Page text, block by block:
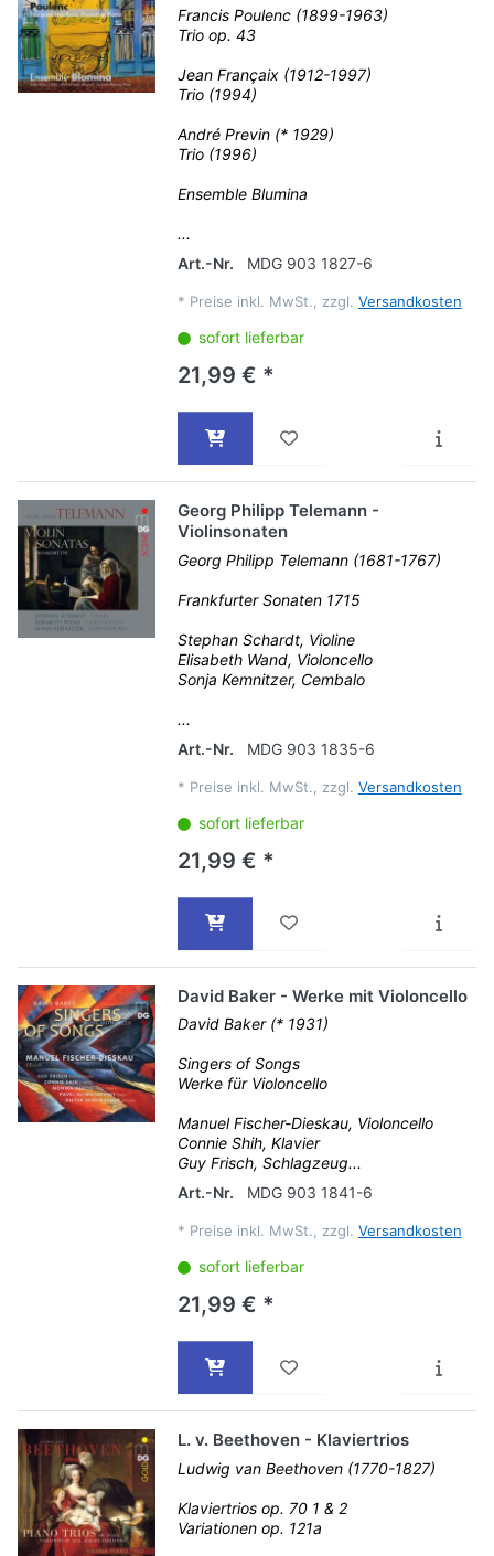
Francis Poulenc (1899-1963)
Trio op. 43
Jean Françaix (1912-1997)
Trio (1994)
André Previn (* 1929)
Trio (1996)
Ensemble Blumina
...
Art.-Nr.
MDG 903 1827-6
* Preise inkl. MwSt., zzgl. Versandkosten
sofort lieferbar
21,99 € *
Georg Philipp Telemann -
Violinsonaten
Georg Philipp Telemann (1681-1767)
Frankfurter Sonaten 1715
Stephan Schardt, Violine
Elisabeth Wand, Violoncello
Sonja Kemnitzer, Cembalo
...
Art.-Nr.
MDG 903 1835-6
* Preise inkl. MwSt., zzgl. Versandkosten
sofort lieferbar
21,99 € *
David Baker - Werke mit Violoncello
David Baker (* 1931)
Singers of Songs
Werke für Violoncello
Manuel Fischer-Dieskau, Violoncello
Connie Shih, Klavier
Guy Frisch, Schlagzeug...
Art.-Nr.
MDG 903 1841-6
* Preise inkl. MwSt., zzgl. Versandkosten
sofort lieferbar
21,99 € *
L. v. Beethoven - Klaviertrios
Ludwig van Beethoven (1770-1827)
Klaviertrios op. 70 1 & 2
Variationen op. 121a